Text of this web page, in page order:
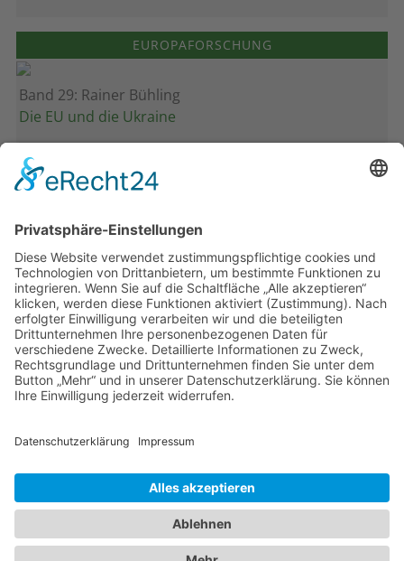
EUROPAFORSCHUNG
Band 29: Rainer Bühling
Die EU und die Ukraine
Band 28: Andrea Zeller
Eurorettung um jeden Preis?
Band 27: Thomas Jansen
Europa verstehen
Band 26: Andreas Öffner
Die Macht der Interessen
Band 25: Edmund Ratka
Deutschlands Mittelmeerpolitik
PDF-Flyer zur Schriftenreihe